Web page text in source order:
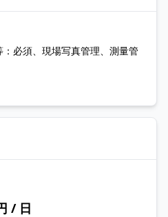
必須、現場写真管理、測量管
/ 日